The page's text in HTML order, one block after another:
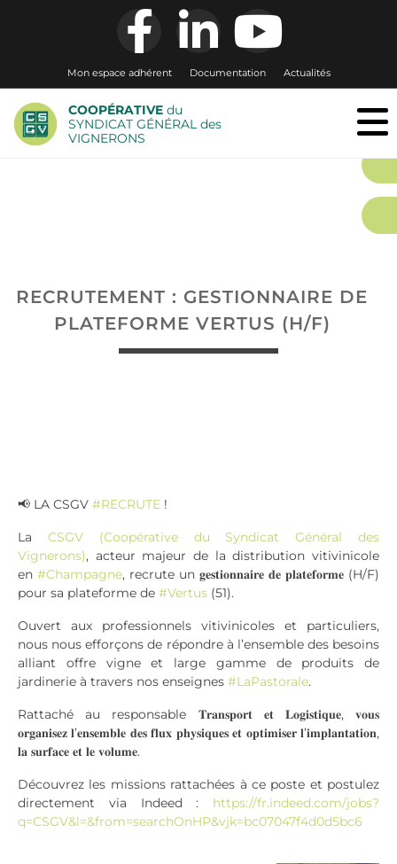
Mon espace adhérent Documentation Actualités
COOPÉRATIVE du
SYNDICAT GÉNÉRAL des
VIGNERONS
RECRUTEMENT : GESTIONNAIRE DE
PLATEFORME VERTUS (H/F)
📢 LA CSGV #RECRUTE !
La CSGV (Coopérative du Syndicat Général des
Vignerons), acteur majeur de la distribution vitivinicole
en #Champagne, recrute un 𝐠𝐞𝐬𝐭𝐢𝐨𝐧𝐧𝐚𝐢𝐫𝐞 𝐝𝐞 𝐩𝐥𝐚𝐭𝐞𝐟𝐨𝐫𝐦𝐞 (H/F)
pour sa plateforme de #Vertus (51).
Ouvert aux professionnels vitivinicoles et particuliers,
nous nous efforçons de répondre à l’ensemble des besoins
alliant offre vigne et large gamme de produits de
jardinerie à travers nos enseignes #LaPastorale.
Rattaché au responsable 𝐓𝐫𝐚𝐧𝐬𝐩𝐨𝐫𝐭 𝐞𝐭 𝐋𝐨𝐠𝐢𝐬𝐭𝐢𝐪𝐮𝐞, 𝐯𝐨𝐮𝐬
𝐨𝐫𝐠𝐚𝐧𝐢𝐬𝐞𝐳 𝐥’𝐞𝐧𝐬𝐞𝐦𝐛𝐥𝐞 𝐝𝐞𝐬 𝐟𝐥𝐮𝐱 𝐩𝐡𝐲𝐬𝐢𝐪𝐮𝐞𝐬 𝐞𝐭 𝐨𝐩𝐭𝐢𝐦𝐢𝐬𝐞𝐫 𝐥’𝐢𝐦𝐩𝐥𝐚𝐧𝐭𝐚𝐭𝐢𝐨𝐧,
𝐥𝐚 𝐬𝐮𝐫𝐟𝐚𝐜𝐞 𝐞𝐭 𝐥𝐞 𝐯𝐨𝐥𝐮𝐦𝐞.
Découvrez les missions rattachées à ce poste et postulez
directement via Indeed : https://fr.indeed.com/jobs?
q=CSGV&l=&from=searchOnHP&vjk=bc07047f4d0d5bc6